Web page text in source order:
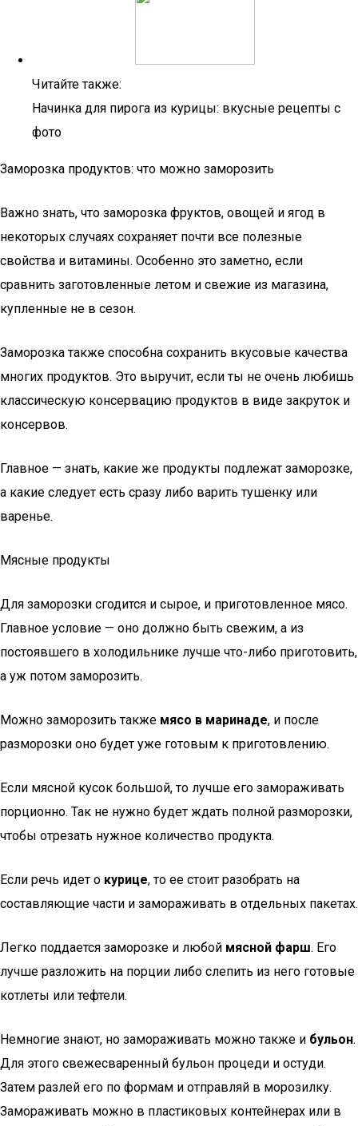
Читайте также:
Начинка для пирога из курицы: вкусные рецепты с
фото
Заморозка продуктов: что можно заморозить
Важно знать, что заморозка фруктов, овощей и ягод в
некоторых случаях сохраняет почти все полезные
свойства и витамины. Особенно это заметно, если
сравнить заготовленные летом и свежие из магазина,
купленные не в сезон.
Заморозка также способна сохранить вкусовые качества
многих продуктов. Это выручит, если ты не очень любишь
классическую консервацию продуктов в виде закруток и
консервов.
Главное — знать, какие же продукты подлежат заморозке,
а какие следует есть сразу либо варить тушенку или
варенье.
Мясные продукты
Для заморозки сгодится и сырое, и приготовленное мясо.
Главное условие — оно должно быть свежим, а из
постоявшего в холодильнике лучше что-либо приготовить,
а уж потом заморозить.
Можно заморозить также мясо в маринаде, и после
разморозки оно будет уже готовым к приготовлению.
Если мясной кусок большой, то лучше его замораживать
порционно. Так не нужно будет ждать полной разморозки,
чтобы отрезать нужное количество продукта.
Если речь идет о курице, то ее стоит разобрать на
составляющие части и замораживать в отдельных пакетах.
Легко поддается заморозке и любой мясной фарш. Его
лучше разложить на порции либо слепить из него готовые
котлеты или тефтели.
Немногие знают, но замораживать можно также и бульон.
Для этого свежесваренный бульон процеди и остуди.
Затем разлей его по формам и отправляй в морозилку.
Замораживать можно в пластиковых контейнерах или в